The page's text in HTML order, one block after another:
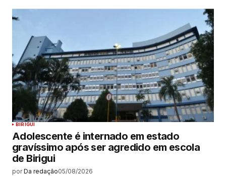
BIRIGUI
Adolescente é internado em estado
gravíssimo após ser agredido em escola
de Birigui
por Da redação05/08/2026